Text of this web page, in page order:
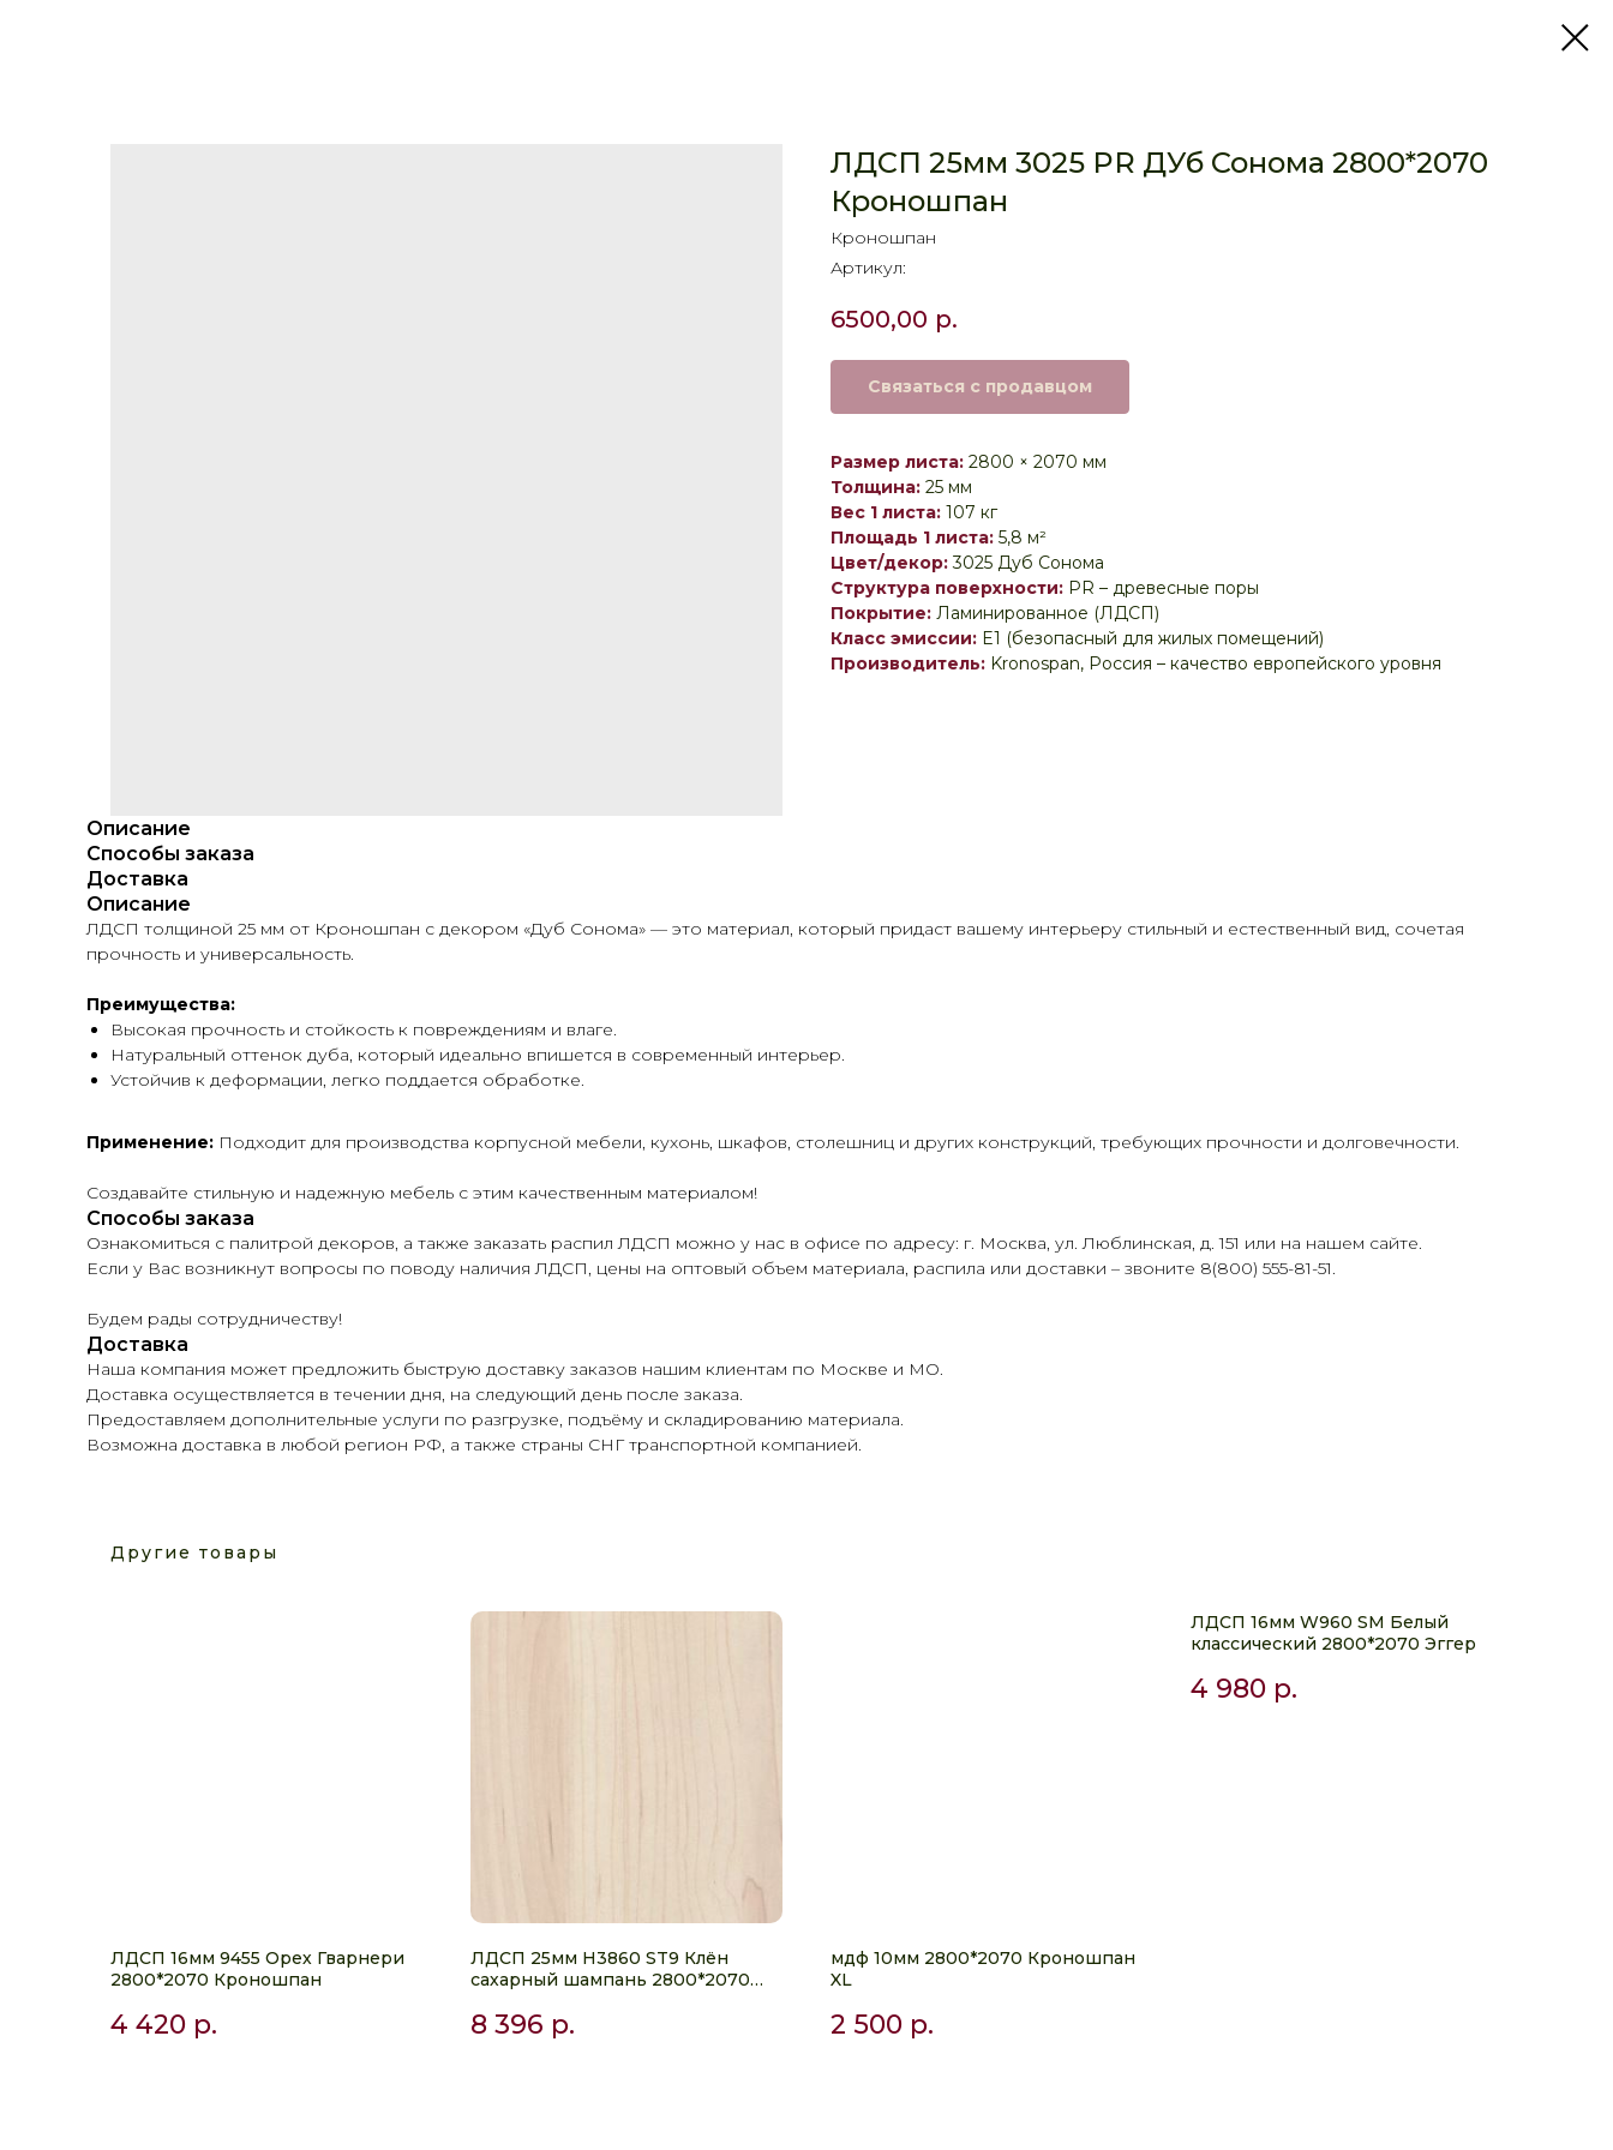
ЛДСП 25мм 3025 PR ДУб Сонома 2800*2070
Кроношпан
Кроношпан
Артикул:
6500,00 р.
Связаться с продавцом
Размер листа: 2800 × 2070 мм
Толщина: 25 мм
Вес 1 листа: 107 кг
Площадь 1 листа: 5,8 м²
Цвет/декор: 3025 Дуб Сонома
Структура поверхности: PR – древесные поры
Покрытие: Ламинированное (ЛДСП)
Класс эмиссии: E1 (безопасный для жилых помещений)
Производитель: Kronospan, Россия – качество европейского уровня
Описание
Способы заказа
Доставка
Описание
ЛДСП толщиной 25 мм от Кроношпан с декором «Дуб Сонома» — это материал, который придаст вашему интерьеру стильный и естественный вид, сочетая
прочность и универсальность.
Преимущества:
Высокая прочность и стойкость к повреждениям и влаге.
Натуральный оттенок дуба, который идеально впишется в современный интерьер.
Устойчив к деформации, легко поддается обработке.
Применение: Подходит для производства корпусной мебели, кухонь, шкафов, столешниц и других конструкций, требующих прочности и долговечности.
Создавайте стильную и надежную мебель с этим качественным материалом!
Способы заказа
Ознакомиться с палитрой декоров, а также заказать распил ЛДСП можно у нас в офисе по адресу: г. Москва, ул. Люблинская, д. 151 или на нашем сайте.
Если у Вас возникнут вопросы по поводу наличия ЛДСП, цены на оптовый объем материала, распила или доставки – звоните 8(800) 555-81-51.
Будем рады сотрудничеству!
Доставка
Наша компания может предложить быструю доставку заказов нашим клиентам по Москве и МО.
Доставка осуществляется в течении дня, на следующий день после заказа.
Предоставляем дополнительные услуги по разгрузке, подъёму и складированию материала.
Возможна доставка в любой регион РФ, а также страны СНГ транспортной компанией.
Другие товары
ЛДСП 16мм 9455 Орех Гварнери
2800*2070 Кроношпан
4 420 р.
ЛДСП 25мм H3860 ST9 Клён
сахарный шампань 2800*2070
8 396 р.
мдф 10мм 2800*2070 Кроношпан
XL
2 500 р.
ЛДСП 16мм W960 SM Белый
классический 2800*2070 Эггер
4 980 р.